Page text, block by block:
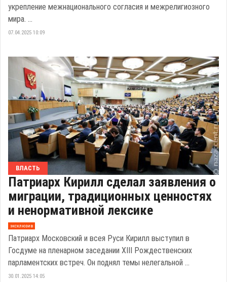
укрепление межнационального согласия и межрелигиозного
мира. ...
07.04.2025 10:09
ВЛАСТЬ
Патриарх Кирилл сделал заявления о
миграции, традиционных ценностях
и ненормативной лексике
эксклюзив
Патриарх Московский и всея Руси Кирилл выступил в
Госдуме на пленарном заседании ХIII Рождественских
парламентских встреч. Он поднял темы нелегальной ...
30.01.2025 14:05